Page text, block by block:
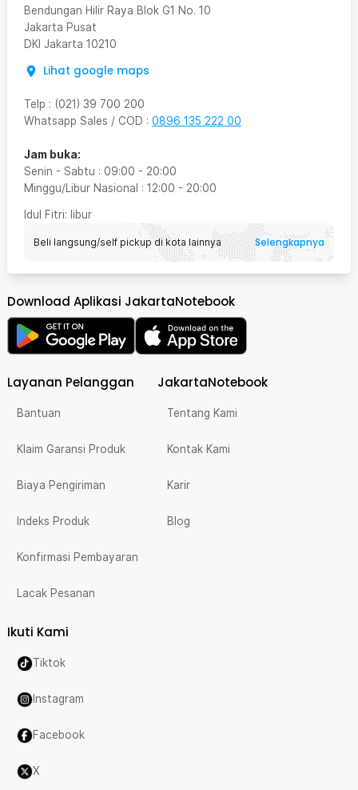
Bendungan Hilir Raya Blok G1 No. 10
Jakarta Pusat
DKI Jakarta 10210
Lihat google maps
Telp : (021) 39 700 200
Whatsapp Sales / COD : 0896 135 222 00
Jam buka:
Senin - Sabtu : 09:00 - 20:00
Minggu/Libur Nasional : 12:00 - 20:00
Idul Fitri: libur
Beli langsung/self pickup di kota lainnya Selengkapnya
Download Aplikasi JakartaNotebook
Layanan Pelanggan
Bantuan
Klaim Garansi Produk
Biaya Pengiriman
Indeks Produk
Konfirmasi Pembayaran
Lacak Pesanan
JakartaNotebook
Tentang Kami
Kontak Kami
Karir
Blog
Ikuti Kami
Tiktok
Instagram
Facebook
X